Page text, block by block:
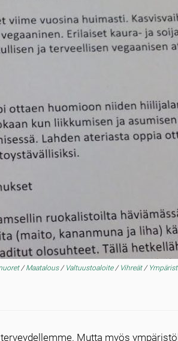
/Maatalous/ Valtuustoaloite/ Vihreät/
Mutta myös